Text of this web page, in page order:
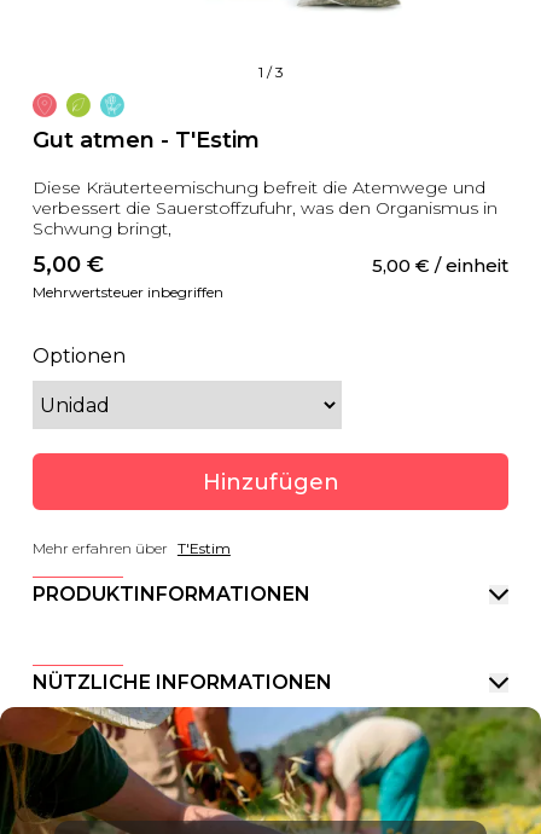
1 /3
Gut atmen - T'Estim
Diese Kräuterteemischung befreit die Atemwege und
verbessert die Sauerstoffzufuhr, was den Organismus in
Schwung bringt,
5,00 € 5,00 € / einheit
Mehrwertsteuer inbegriffen
Optionen
Hinzufügen
Mehr erfahren über T'Estim
PRODUKTINFORMATIONEN
NÜTZLICHE INFORMATIONEN